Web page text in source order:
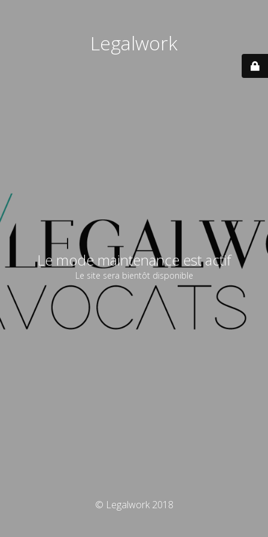
Legalwork
Le mode maintenance est actif
Le site sera bientôt disponible
© Legalwork 2018